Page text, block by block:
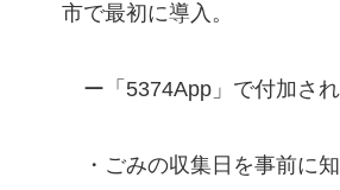
市で最初に導入。
ー「5374App」で付加され
・ごみの収集日を事前に